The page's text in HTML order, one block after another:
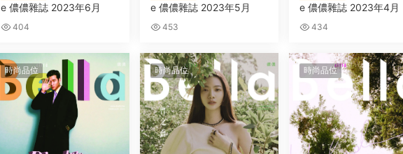
e 儂儂雜誌 2023年6月
404
e 儂儂雜誌 2023年5月
453
e 儂儂雜誌 2023年4月
434
時尚品位 時尚品位 時尚品位